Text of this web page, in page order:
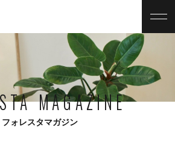
MAGAZINE
フォレスタマガジン